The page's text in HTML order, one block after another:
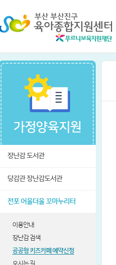
가정양육지원
장난감 도서관
당감관 장난감도서관
전포 어울더울 꼬마누리터
이용안내
장난감 검색
공공형 키즈카페 예약신청
오시는 길